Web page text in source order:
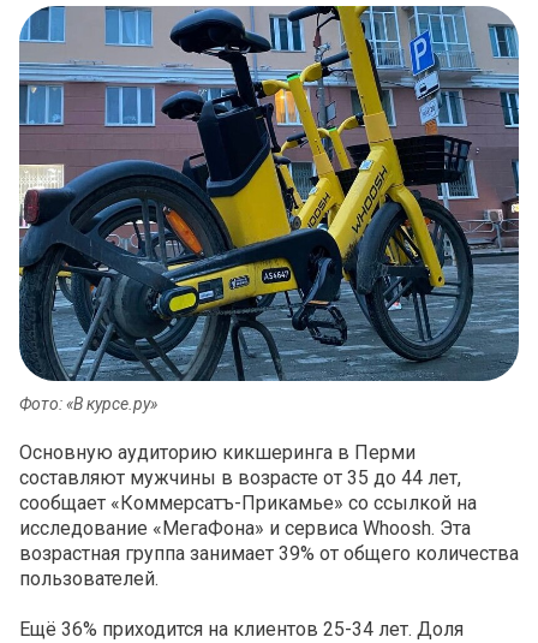
Фото: «В курсе.ру»
Основную аудиторию кикшеринга в Перми
составляют мужчины в возрасте от 35 до 44 лет,
сообщает «Коммерсатъ-Прикамье» со ссылкой на
исследование «МегаФона» и сервиса Whoosh. Эта
возрастная группа занимает 39% от общего количества
пользователей.
Ещё 36% приходится на клиентов 25-34 лет. Доля